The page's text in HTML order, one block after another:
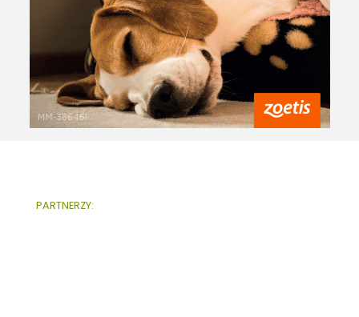
PARTNERZY: